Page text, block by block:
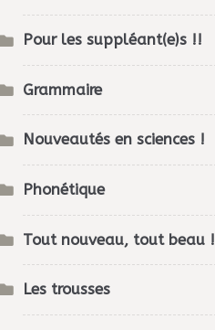
Pour les suppléant(e)s !!
Grammaire
Nouveautés en sciences !
Phonétique
Tout nouveau, tout beau !
Les trousses